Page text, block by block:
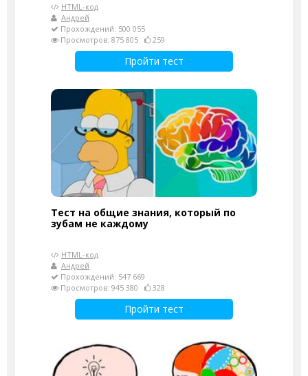
HTML-код
Андрей
Прохождений: 500 055
Просмотров: 875 805
259
Пройти тест
Тест на общие знания, который по
зубам не каждому
HTML-код
Андрей
Прохождений: 547 669
Просмотров: 945 380
328
Пройти тест